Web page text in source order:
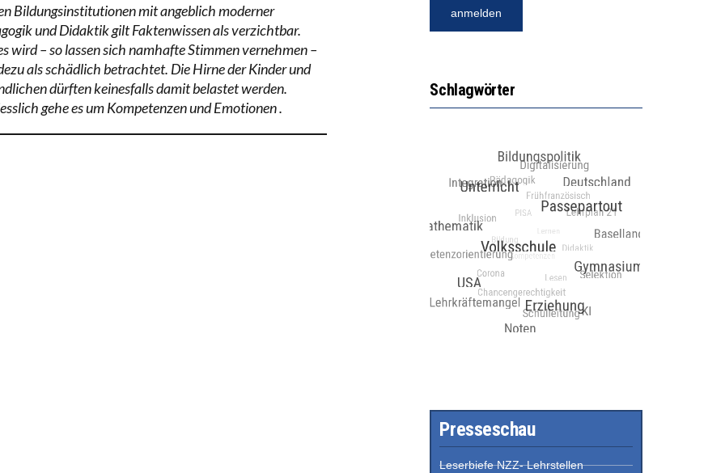
Bildungsinstitutionen mit angeblich moderner
und Didaktik gilt Faktenwissen als verzichtbar.
wird – so lassen sich namhafte Stimmen vernehmen –
als schädlich betrachtet. Die Hirne der Kinder und
dürften keinesfalls damit belastet werden.
gehe es um Kompetenzen und Emotionen .
Schlagwörter
Presseschau
Leserbiefe NZZ- Lehrstellen